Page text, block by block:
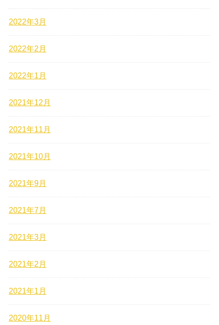
2022年3月
2022年2月
2022年1月
2021年12月
2021年11月
2021年10月
2021年9月
2021年7月
2021年3月
2021年2月
2021年1月
2020年11月